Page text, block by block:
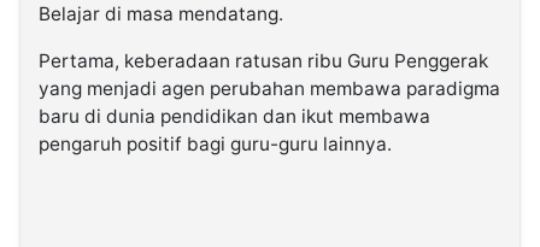
Belajar di masa mendatang.
Pertama, keberadaan ratusan ribu Guru Penggerak
yang menjadi agen perubahan membawa paradigma
baru di dunia pendidikan dan ikut membawa
pengaruh positif bagi guru-guru lainnya.